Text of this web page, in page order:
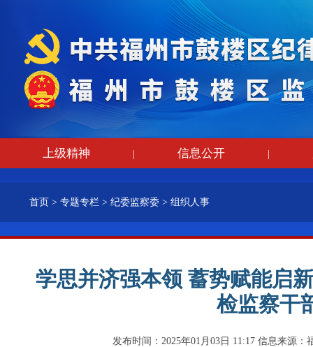
上级精神 | 信息公开 |
首页 > 专题专栏 > 纪委监察委 > 组织人事
学思并济强本领 蓄势赋能启
检监察干
发布时间：2025年01月03日 11:17 信息来源：